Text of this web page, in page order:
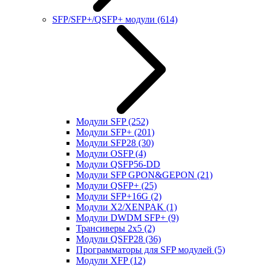
SFP/SFP+/QSFP+ модули (614)
Модули SFP(252)
Модули SFP+ (201)
Модули SFP28 (30)
Модули OSFP(4)
Модули QSFP56-DD
Модули SFP GPON&GEPON (21)
Модули QSFP+ (25)
Модули SFP+16G (2)
Модули X2/XENPAK (1)
Модули DWDM SFP+ (9)
Трансиверы 2x5 (2)
Модули QSFP28 (36)
Программаторы для SFP модулей (5)
Модули XFP(12)